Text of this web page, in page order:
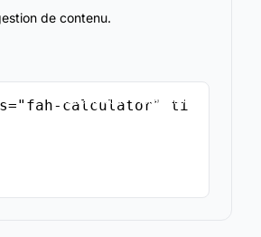
de contenu.
calculator" ti
Copier le code d'intégration